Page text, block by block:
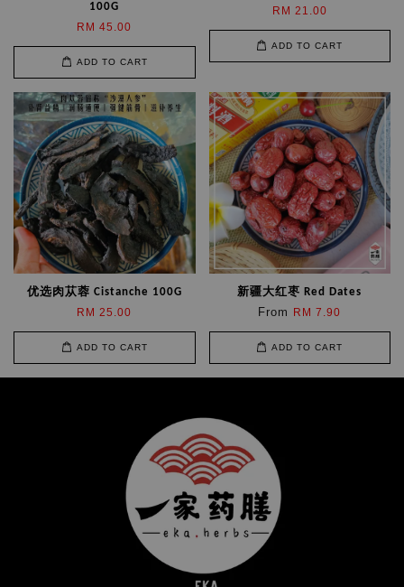
100G
RM 45.00
ADD TO CART
RM 21.00
ADD TO CART
优选肉苁蓉 Cistanche 100G
RM 25.00
ADD TO CART
新疆大红枣 Red Dates
From RM 7.90
ADD TO CART